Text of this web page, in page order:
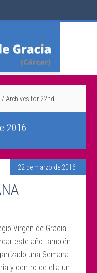
/ Archives for 22nd
2016
22 de marzo de 2016
Virgen de Gracia
este año también
una Semana
y dentro de ella un